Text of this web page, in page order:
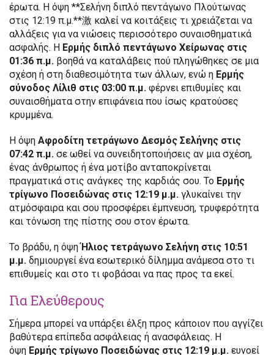
έρωτα. Η όψη **Σελήνη διπλό πεντάγωνο Πλούτωνας
στις 12:19 π.μ.**激 καλεί να κοιτάξεις τι χρειάζεται να
αλλάξεις για να νιώσεις περισσότερο συναισθηματικά
ασφαλής. Η Ερμής διπλό πεντάγωνο Χείρωνας στις
01:36 π.μ. βοηθά να καταλάβεις πού πληγώθηκες σε μια
σχέση ή στη διαθεσιμότητα των άλλων, ενώ η Ερμής
σύνοδος Λίλιθ στις 03:00 π.μ. φέρνει επιθυμίες και
συναισθήματα στην επιφάνεια που ίσως κρατούσες
κρυμμένα.
Η όψη Αφροδίτη τετράγωνο Δεσμός Σελήνης στις
07:42 π.μ. σε ωθεί να συνειδητοποιήσεις αν μια σχέση,
ένας άνθρωπος ή ένα μοτίβο ανταποκρίνεται
πραγματικά στις ανάγκες της καρδιάς σου. Το Ερμής
τρίγωνο Ποσειδώνας στις 12:19 μ.μ. γλυκαίνει την
ατμόσφαιρα και σου προσφέρει έμπνευση, τρυφερότητα
και τόνωση της πίστης σου στον έρωτα.
Το βράδυ, η όψηΉλιος τετράγωνο Σελήνη στις 10:51
μ.μ. δημιουργεί ένα εσωτερικό δίλημμα ανάμεσα στο τι
επιθυμείς και στο τι φοβάσαι να πας προς τα εκεί.
Για Ελεύθερους
Σήμερα μπορεί να υπάρξει έλξη προς κάποιον που αγγίζει
βαθύτερα επίπεδα ασφάλειας ή ανασφάλειας. Η
όψη Ερμής τρίγωνο Ποσειδώνας στις 12:19 μ.μ. ευνοεί